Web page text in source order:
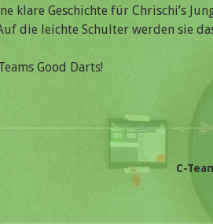
klare Geschichte für Chrischi’s
die leichte Schulter werden sie
Good Darts!
C-